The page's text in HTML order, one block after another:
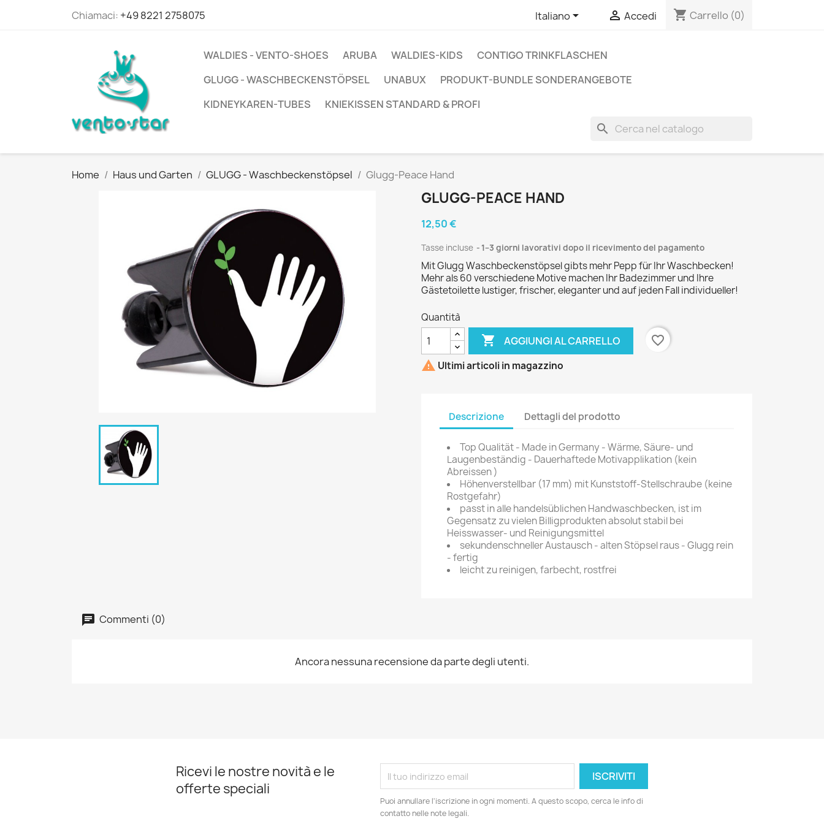
Chiamaci: +49 8221 2758075 Italiano  Accedi shopping_cart Carrello (0)
WALDIES - VENTO-SHOES ARUBA WALDIES-KIDS
CONTIGO TRINKFLASCHEN
GLUGG - WASCHBECKENSTÖPSEL
UNABUX
PRODUKT-BUNDLE SONDERANGEBOTE
KIDNEYKAREN-TUBES
KNIEKISSEN STANDARD & PROFI
search
Home Haus und Garten GLUGG - Waschbeckenstöpsel Glugg-Peace Hand
GLUGG-PEACE HAND
12,50 €
Tasse incluse 1–3 giorni lavorativi dopo il ricevimento del pagamento
Mit Glugg Waschbeckenstöpsel gibts mehr Pepp für Ihr Waschbecken!
Mehr als 60 verschiedene Motive machen Ihr Badezimmer und Ihre
Gästetoilette lustiger, frischer, eleganter und auf jeden Fall individueller!
Quantità
 AGGIUNGI AL CARRELLO
favorite_border
 Ultimi articoli in magazzino
Descrizione Dettagli del prodotto
Top Qualität - Made in Germany - Wärme, Säure- und
Laugenbeständig - Dauerhaftede Motivapplikation (kein
Abreissen )
Höhenverstellbar (17 mm) mit Kunststoff-Stellschraube (keine
Rostgefahr)
passt in alle handelsüblichen Handwaschbecken, ist im
Gegensatz zu vielen Billigprodukten absolut stabil bei
Heisswasser- und Reinigungsmittel
sekundenschneller Austausch - alten Stöpsel raus - Glugg rein
- fertig
leicht zu reinigen, farbecht, rostfrei
Commenti (0)
Ancora nessuna recensione da parte degli utenti.
Ricevi le nostre novità e le
offerte speciali
Puoi annullare l'iscrizione in ogni momenti. A questo scopo, cerca le info di
contatto nelle note legali.